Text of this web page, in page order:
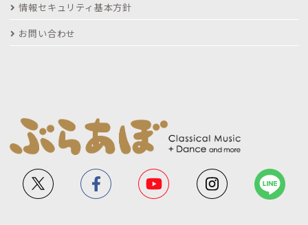
情報セキュリティ基本方針
お問い合わせ